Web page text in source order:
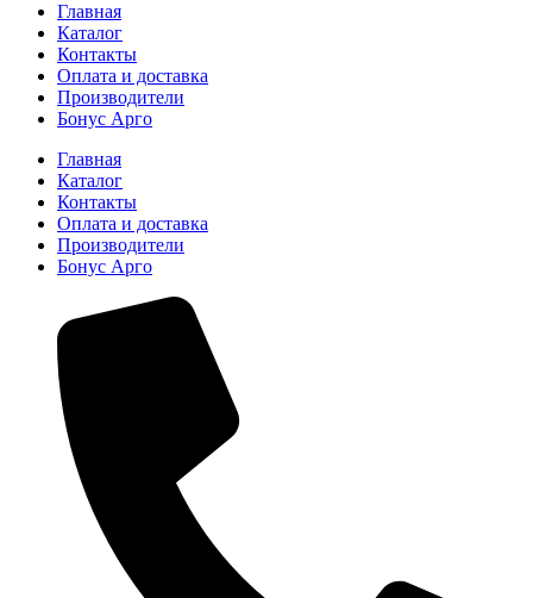
Главная
Каталог
Контакты
Оплата и доставка
Производители
Бонус Арго
Главная
Каталог
Контакты
Оплата и доставка
Производители
Бонус Арго